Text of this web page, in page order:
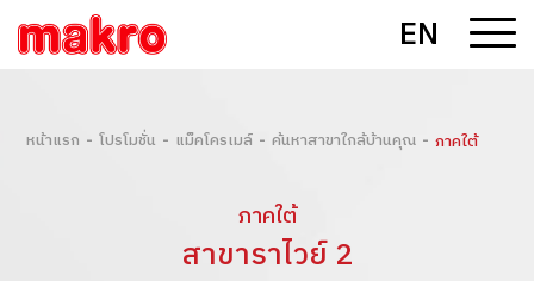
EN
หน้าแรก - โปรโมชั่น - แม็คโครเมล์ - ค้นหาสาขาใกล้บ้านคุณ - ภาคใต้
ภาคใต้
สาขาราไวย์ 2